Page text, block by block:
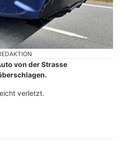
von der Strasse
verletzt.